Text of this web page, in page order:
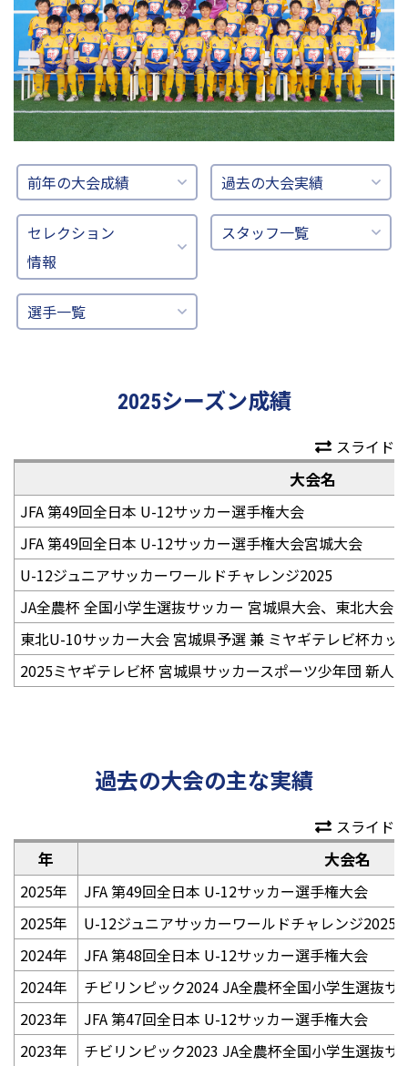
前年の大会成績 過去の大会実績
セレクション
情報
スタッフ一覧
選手一覧
2025シーズン成績
スライド
大会名
JFA 第49回全日本 U-12サッカー選手権大会
JFA 第49回全日本 U-12サッカー選手権大会宮城大会
U-12ジュニアサッカーワールドチャレンジ2025
JA全農杯 全国小学生選抜サッカー 宮城県大会、東北大会
東北U-10サッカー大会 宮城県予選 兼 ミヤギテレビ杯カッ
2025ミヤギテレビ杯 宮城県サッカースポーツ少年団 新人
過去の大会の主な実績
スライド
年 大会名
2025年
JFA 第49回全日本 U-12サッカー選手権大会
2025年
U-12ジュニアサッカーワールドチャレンジ2025
2024年
JFA 第48回全日本 U-12サッカー選手権大会
2024年
チビリンピック2024 JA全農杯全国小学生選抜サ
2023年
JFA 第47回全日本 U-12サッカー選手権大会
2023年
チビリンピック2023 JA全農杯全国小学生選抜サ